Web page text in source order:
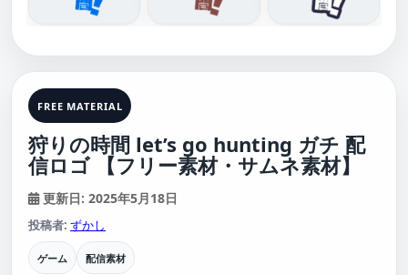
FREE MATERIAL
狩りの時間 let’s go hunting ガチ 配
信ロゴ 【フリー素材・サムネ素材】
更新日: 2025年5月18日
投稿者: ずかし
ゲーム 配信素材